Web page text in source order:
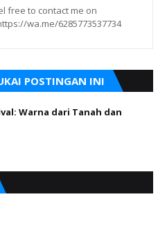
free to contact me on
wa.me/6285773537734
POSTINGAN INI
Warna dari Tanah dan